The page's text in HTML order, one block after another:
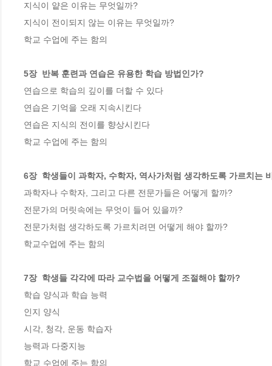
지식이 얕은 이유는 무엇일까?
지식이 전이되지 않는 이유는 무엇일까?
학교 수업에 주는 함의
5장  반복 훈련과 연습은 유용한 학습 방법인가?
연습으로 학습의 깊이를 더할 수 있다
연습은 기억을 오래 지속시킨다
연습은 지식의 전이를 향상시킨다
학교 수업에 주는 함의
6장  학생들이 과학자, 수학자, 역사가처럼 생각하도록 가르치는
과학자나 수학자, 그리고 다른 전문가들은 어떻게 할까?
전문가의 머릿속에는 무엇이 들어 있을까?
전문가처럼 생각하도록 가르치려면 어떻게 해야 할까?
학교수업에 주는 함의
7장  학생들 각각에 따라 교수법을 어떻게 조절해야 할까?
학습 양식과 학습 능력
인지 양식
시각, 청각, 운동 학습자
능력과 다중지능
학교 수업에 주는 함의